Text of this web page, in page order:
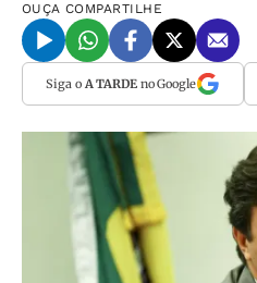
OUÇA COMPARTILHE
Siga o A TARDEno Google